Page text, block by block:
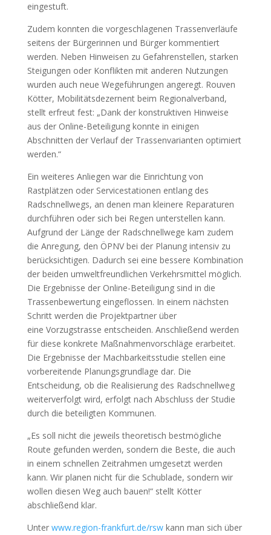
eingestuft.
Zudem konnten die vorgeschlagenen Trassenverläufe
seitens der Bürgerinnen und Bürger kommentiert
werden. Neben Hinweisen zu Gefahrenstellen, starken
Steigungen oder Konflikten mit anderen Nutzungen
wurden auch neue Wegeführungen angeregt. Rouven
Kötter, Mobilitätsdezernent beim Regionalverband,
stellt erfreut fest: „Dank der konstruktiven Hinweise
aus der Online-Beteiligung konnte in einigen
Abschnitten der Verlauf der Trassenvarianten optimiert
werden.“
Ein weiteres Anliegen war die Einrichtung von
Rastplätzen oder Servicestationen entlang des
Radschnellwegs, an denen man kleinere Reparaturen
durchführen oder sich bei Regen unterstellen kann.
Aufgrund der Länge der Radschnellwege kam zudem
die Anregung, den ÖPNV bei der Planung intensiv zu
berücksichtigen. Dadurch sei eine bessere Kombination
der beiden umweltfreundlichen Verkehrsmittel möglich.
Die Ergebnisse der Online-Beteiligung sind in die
Trassenbewertung eingeflossen. In einem nächsten
Schritt werden die Projektpartner über
eine Vorzugstrasse entscheiden. Anschließend werden
für diese konkrete Maßnahmenvorschläge erarbeitet.
Die Ergebnisse der Machbarkeitsstudie stellen eine
vorbereitende Planungsgrundlage dar. Die
Entscheidung, ob die Realisierung des Radschnellweg
weiterverfolgt wird, erfolgt nach Abschluss der Studie
durch die beteiligten Kommunen.
„Es soll nicht die jeweils theoretisch bestmögliche
Route gefunden werden, sondern die Beste, die auch
in einem schnellen Zeitrahmen umgesetzt werden
kann. Wir planen nicht für die Schublade, sondern wir
wollen diesen Weg auch bauen!“ stellt Kötter
abschließend klar.
Unter www.region-frankfurt.de/rswkann man sich über